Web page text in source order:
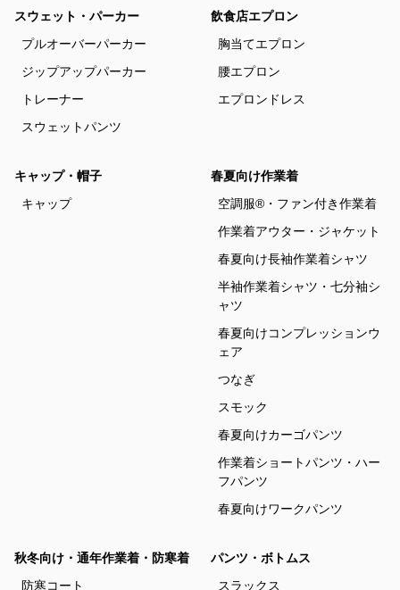
スウェット・パーカー
プルオーバーパーカー
ジップアップパーカー
トレーナー
スウェットパンツ
飲食店エプロン
胸当てエプロン
腰エプロン
エプロンドレス
キャップ・帽子
キャップ
春夏向け作業着
空調服®・ファン付き作業着
作業着アウター・ジャケット
春夏向け長袖作業着シャツ
半袖作業着シャツ・七分袖シ
ャツ
春夏向けコンプレッションウ
ェア
つなぎ
スモック
春夏向けカーゴパンツ
作業着ショートパンツ・ハー
フパンツ
春夏向けワークパンツ
秋冬向け・通年作業着・防寒着
防寒コート
パンツ・ボトムス
スラックス